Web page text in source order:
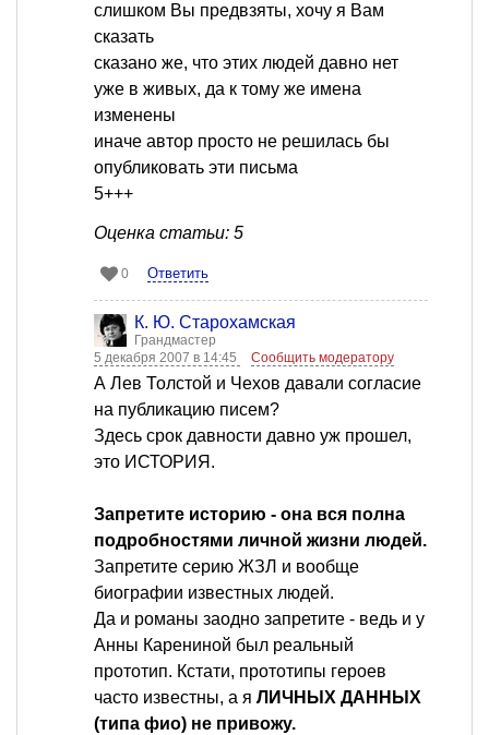
слишком Вы предвзяты, хочу я Вам
сказать
сказано же, что этих людей давно нет
уже в живых, да к тому же имена
изменены
иначе автор просто не решилась бы
опубликовать эти письма
5+++
Оценка статьи: 5
0 Ответить
К. Ю. Старохамская
Грандмастер
5 декабря 2007 в 14:45
Сообщить модератору
А Лев Толстой и Чехов давали согласие
на публикацию писем?
Здесь срок давности давно уж прошел,
это ИСТОРИЯ.
Запретите историю - она вся полна
подробностями личной жизни людей.
Запретите серию ЖЗЛ и вообще
биографии известных людей.
Да и романы заодно запретите - ведь и у
Анны Карениной был реальный
прототип. Кстати, прототипы героев
часто известны, а я ЛИЧНЫХ ДАННЫХ
(типа фио) не привожу.